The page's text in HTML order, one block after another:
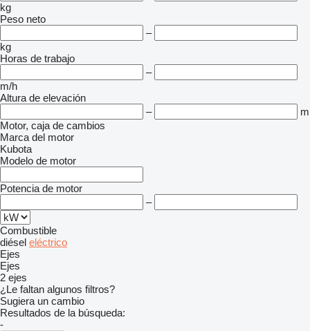
kg
Peso neto
–
kg
Horas de trabajo
–
m/h
Altura de elevación
–
m
Motor, caja de cambios
Marca del motor
Kubota
Modelo de motor
Potencia de motor
–
Combustible
diésel eléctrico
Ejes
Ejes
2 ejes
¿Le faltan algunos filtros?
Sugiera un cambio
Resultados de la búsqueda:
-